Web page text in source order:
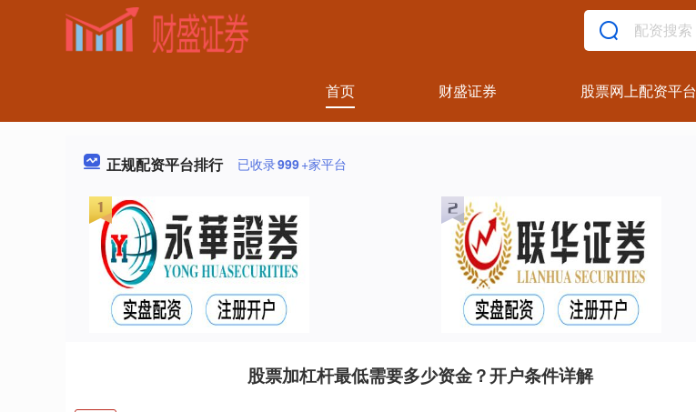
首页 财盛证券 股票网上配资平台
正规配资平台排行 已收录999+家平台
股票加杠杆最低需要多少资金？开户条件详解